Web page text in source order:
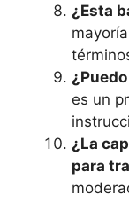
¿Esta
es un
¿La
para